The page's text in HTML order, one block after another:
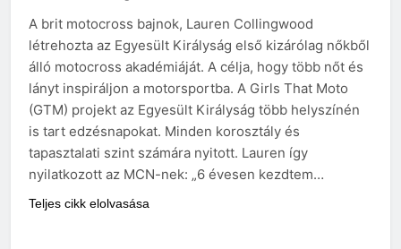
A brit motocross bajnok, Lauren Collingwood
létrehozta az Egyesült Királyság első kizárólag nőkből
álló motocross akadémiáját. A célja, hogy több nőt és
lányt inspiráljon a motorsportba. A Girls That Moto
(GTM) projekt az Egyesült Királyság több helyszínén
is tart edzésnapokat. Minden korosztály és
tapasztalati szint számára nyitott. Lauren így
nyilatkozott az MCN-nek: „6 évesen kezdtem…
Teljes cikk elolvasása